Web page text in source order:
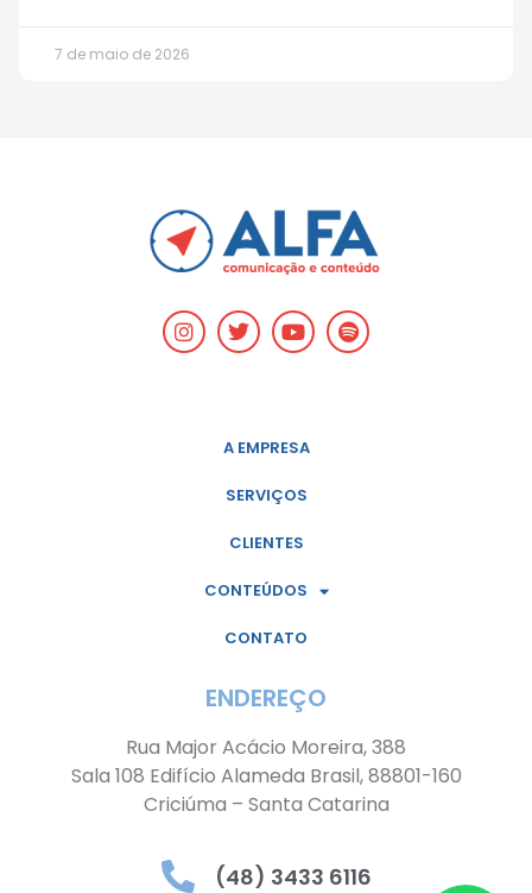
7 de maio de 2026
A EMPRESA
SERVIÇOS
CLIENTES
CONTEÚDOS
CONTATO
ENDEREÇO
Rua Major Acácio Moreira, 388
Sala 108 Edifício Alameda Brasil, 88801-160
Criciúma – Santa Catarina
(48) 3433 6116